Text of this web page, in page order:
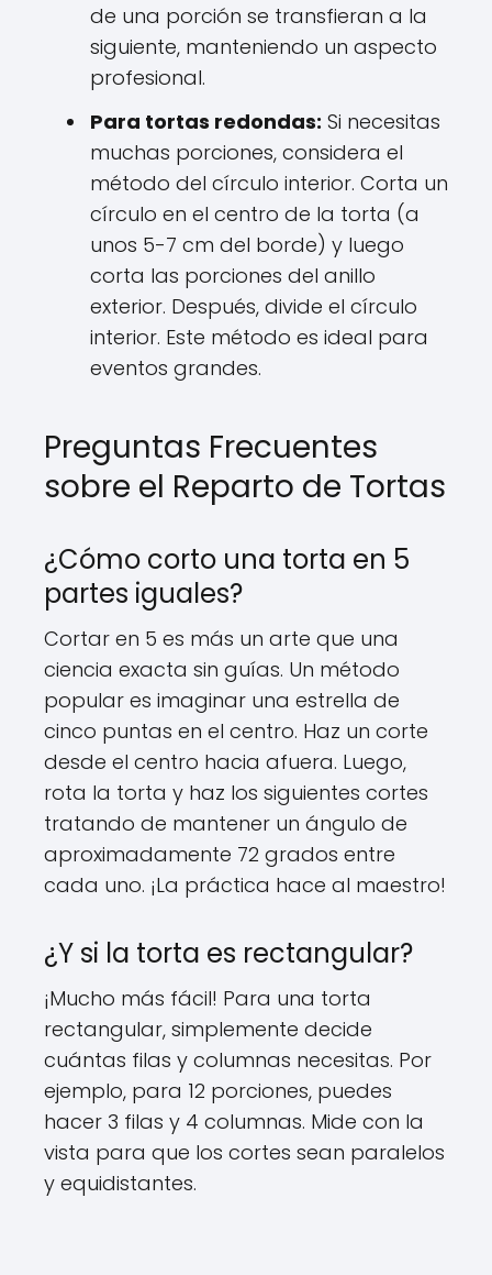
de una porción se transfieran a la
siguiente, manteniendo un aspecto
profesional.
Para tortas redondas: Si necesitas
muchas porciones, considera el
método del círculo interior. Corta un
círculo en el centro de la torta (a
unos 5-7 cm del borde) y luego
corta las porciones del anillo
exterior. Después, divide el círculo
interior. Este método es ideal para
eventos grandes.
Preguntas Frecuentes
sobre el Reparto de Tortas
¿Cómo corto una torta en 5
partes iguales?
Cortar en 5 es más un arte que una
ciencia exacta sin guías. Un método
popular es imaginar una estrella de
cinco puntas en el centro. Haz un corte
desde el centro hacia afuera. Luego,
rota la torta y haz los siguientes cortes
tratando de mantener un ángulo de
aproximadamente 72 grados entre
cada uno. ¡La práctica hace al maestro!
¿Y si la torta es rectangular?
¡Mucho más fácil! Para una torta
rectangular, simplemente decide
cuántas filas y columnas necesitas. Por
ejemplo, para 12 porciones, puedes
hacer 3 filas y 4 columnas. Mide con la
vista para que los cortes sean paralelos
y equidistantes.